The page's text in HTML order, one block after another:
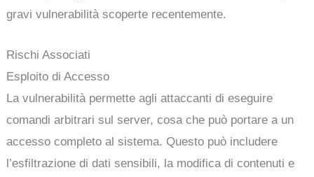
gravi vulnerabilità scoperte recentemente.
Rischi Associati
Esploito di Accesso
La vulnerabilità permette agli attaccanti di eseguire
comandi arbitrari sul server, cosa che può portare a un
accesso completo al sistema. Questo può includere
l’esfiltrazione di dati sensibili, la modifica di contenuti e